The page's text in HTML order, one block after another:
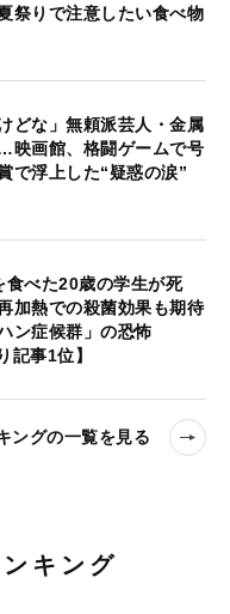
祭りで注意したい食べ物
どな」無頼派芸人・金属
映画館、格闘ゲームで号
で浮上した“疑惑の涙”
食べた20歳の学生が死
加熱での殺菌効果も期待
ン症候群」の恐怖
記事1位】
ングの一覧を見る
キング